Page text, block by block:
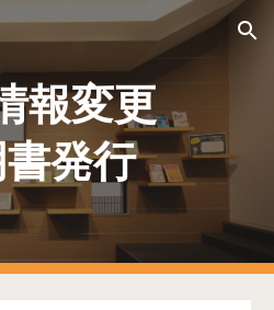
Skip to navigation
報変更
発行